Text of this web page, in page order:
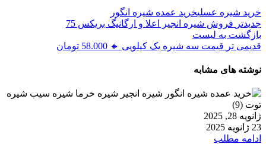
خرید شیره عسلیخرید عمده شیره انگور
جدیدتر فروش شیره انجیر اعلا و ارگانیگ بریکس 75
بازگشت به لیست
قدیمی تر قیمت سه شیره یک کیلویی 🔸 58.000 تومان
نوشته های مشابه
ژانویه 28, 2025
23 ژانویه 2025
ادامه مطلب